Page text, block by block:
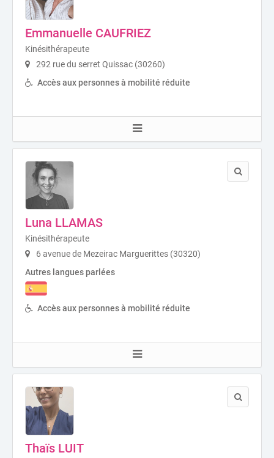
Emmanuelle CAUFRIEZ
Kinésithérapeute
292 rue du serret Quissac (30260)
Accès aux personnes à mobilité réduite
Luna LLAMAS
Kinésithérapeute
6 avenue de Mezeirac Marguerittes (30320)
Autres langues parlées
Accès aux personnes à mobilité réduite
Thaïs LUIT